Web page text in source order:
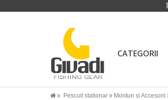
CATEGORII
Pescuit stationar Monturi si Accesorii